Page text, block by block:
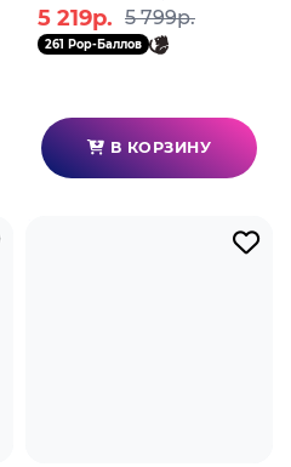
10см 4580590207189
5 219р. 5 799р.
261 Pop-Баллов
В КОРЗИНУ